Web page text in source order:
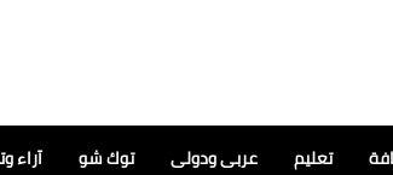
تعليم عربى ودولى توك شو آراء